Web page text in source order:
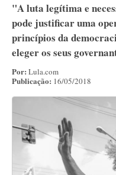
"A luta legítima e
pode justificar uma
princípios da
eleger os seus
Por: Lula.com
Publicação: 16/05/2018